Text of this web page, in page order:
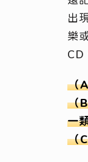
出
樂
CD
（
（
一
（